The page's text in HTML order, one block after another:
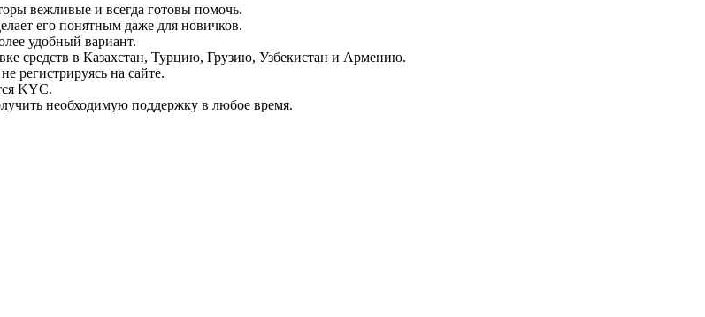
вежливые и всегда готовы помочь.
его понятным даже для новичков.
удобный вариант.
средств в Казахстан, Турцию, Грузию, Узбекистан и Армению.
регистрируясь на сайте.
KYC.
необходимую поддержку в любое время.